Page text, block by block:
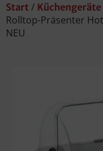
Start / Küchengeräte
Rolltop-Präsenter
NEU